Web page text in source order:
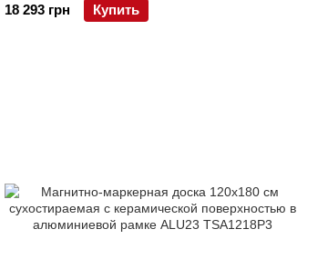
18 293 грн
Купить